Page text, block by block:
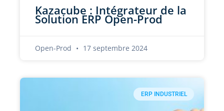
Kazacube : Intégrateur de la
Solution ERP Open-Prod
Open-Prod 17 septembre 2024
ERP INDUSTRIEL